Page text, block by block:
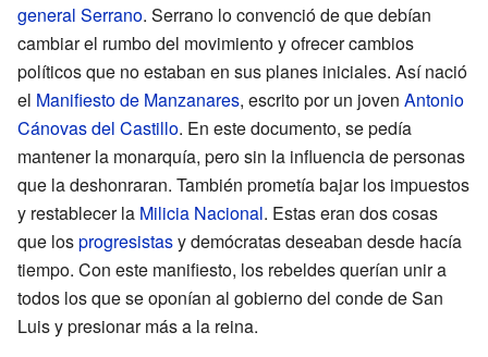
general Serrano. Serrano lo convenció de que debían
cambiar el rumbo del movimiento y ofrecer cambios
políticos que no estaban en sus planes iniciales. Así nació
el Manifiesto de Manzanares, escrito por un joven Antonio
Cánovas del Castillo. En este documento, se pedía
mantener la monarquía, pero sin la influencia de personas
que la deshonraran. También prometía bajar los impuestos
y restablecer la Milicia Nacional. Estas eran dos cosas
que losprogresistasy demócratas deseaban desde hacía
tiempo. Con este manifiesto, los rebeldes querían unir a
todos los que se oponían al gobierno del conde de San
Luis y presionar más a la reina.